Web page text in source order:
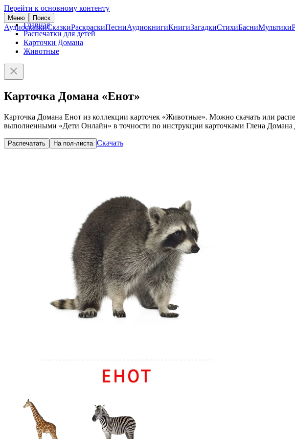
Перейти к основному контенту
Меню Поиск
АудиосказкиСказкиРаскраскиПесниАудиокнигиКнигиЗагадкиСтихиБасниМультики
Главная
Распечатки для детей
Карточки Домана
Животные
Карточка Домана «Енот»
Карточка Домана Енот из коллекции карточек «Животные». Можно скачать или
выполненными «Дети Онлайн» в точности по инструкции карточками Глена Домана
Распечатать На пол-листа Скачать